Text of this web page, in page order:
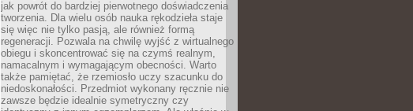
jak powrót do bardziej pierwotnego doświadczenia
tworzenia. Dla wielu osób nauka rękodzieła staje
się więc nie tylko pasją, ale również formą
regeneracji. Pozwala na chwilę wyjść z wirtualnego
obiegu i skoncentrować się na czymś realnym,
namacalnym i wymagającym obecności. Warto
także pamiętać, że rzemiosło uczy szacunku do
niedoskonałości. Przedmiot wykonany ręcznie nie
zawsze będzie idealnie symetryczny czy